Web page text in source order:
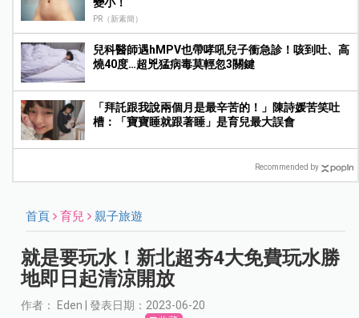
PR（新素簡）
兒科醫師遇hMPV也帶哮吼兒子衝急診！咳到吐、高
燒40度…超兇猛病毒莫輕忽3關鍵
「拜託跟我說兩個月是最辛苦的！」陳詩媛苦笑吐
槽：「寶寶睡就跟著睡」是育兒最大誤會
Recommended by
首頁 育兒 親子旅遊
就是要玩水！新北超夯4大免費玩水勝
地即日起清涼開放
作者： Eden | 發表日期：2023-06-20